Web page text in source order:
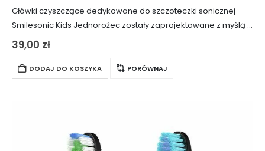
Główki czyszczące dedykowane do szczoteczki sonicznej
Smilesonic Kids Jednorożec zostały zaprojektowane z myślą o
najmłodszych użytkownikach, aby zapewnić efektywne i
bezpieczne czyszczenie ząbków. Ich niewielki kształt idealnie
dopasowuje się do…
39,00 zł
DODAJ DO KOSZYKA PORÓWNAJ